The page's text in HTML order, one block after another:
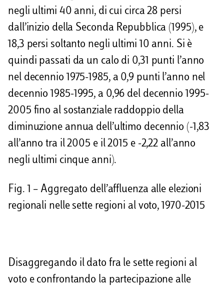
negli ultimi 40 anni, di cui circa 28 persi
dall’inizio della Seconda Repubblica (1995), e
18,3 persi soltanto negli ultimi 10 anni. Si è
quindi passati da un calo di 0,31 punti l’anno
nel decennio 1975-1985, a 0,9 punti l’anno nel
decennio 1985-1995, a 0,96 del decennio 1995-
2005 fino al sostanziale raddoppio della
diminuzione annua dell’ultimo decennio (-1,83
all’anno tra il 2005 e il 2015 e -2,22 all’anno
negli ultimi cinque anni).
Fig. 1 – Aggregato dell’affluenza alle elezioni
regionali nelle sette regioni al voto, 1970-2015
Disaggregando il dato fra le sette regioni al
voto e confrontando la partecipazione alle